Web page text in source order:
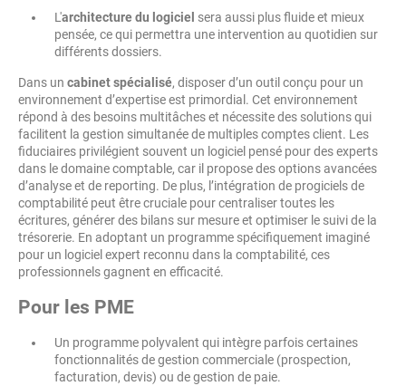
L'architecture du logiciel sera aussi plus fluide et mieux
pensée, ce qui permettra une intervention au quotidien sur
différents dossiers.
Dans un cabinet spécialisé, disposer d’un outil conçu pour un
environnement d’expertise est primordial. Cet environnement
répond à des besoins multitâches et nécessite des solutions qui
facilitent la gestion simultanée de multiples comptes client. Les
fiduciaires privilégient souvent un logiciel pensé pour des experts
dans le domaine comptable, car il propose des options avancées
d’analyse et de reporting. De plus, l’intégration de progiciels de
comptabilité peut être cruciale pour centraliser toutes les
écritures, générer des bilans sur mesure et optimiser le suivi de la
trésorerie. En adoptant un programme spécifiquement imaginé
pour un logiciel expert reconnu dans la comptabilité, ces
professionnels gagnent en efficacité.
Pour les PME
Un programme polyvalent qui intègre parfois certaines
fonctionnalités de gestion commerciale (prospection,
facturation, devis) ou de gestion de paie.